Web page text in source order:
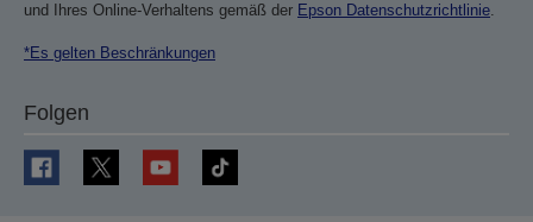
und Ihres Online-Verhaltens gemäß der Epson Datenschutzrichtlinie.
*Es gelten Beschränkungen
Folgen